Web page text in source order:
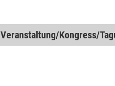
Veranstaltung/Kongress/